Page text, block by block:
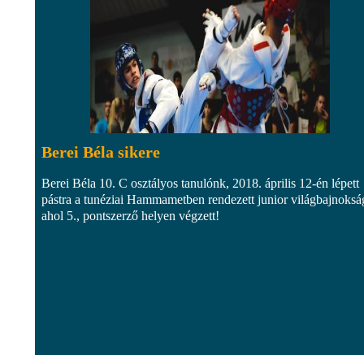
Berei Béla sikere
Berei Béla 10. C osztályos tanulónk, 2018. április 12-én lépett
pástra a tunéziai Hammametben rendezett junior
ahol 5., pontszerző helyen végzett!